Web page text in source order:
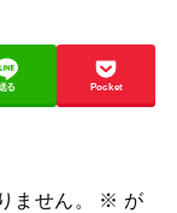
る Pocket
ません。 ※ が